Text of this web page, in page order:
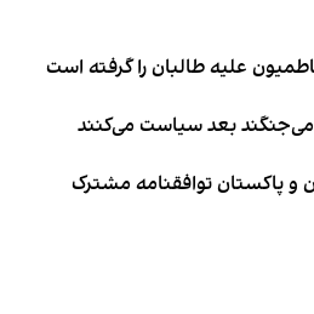
علیه طالبان را گرفته است
بعد سیاست می‌کنند
و پاکستان توافقنامه مشترک